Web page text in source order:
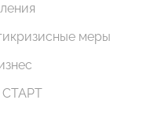
меры